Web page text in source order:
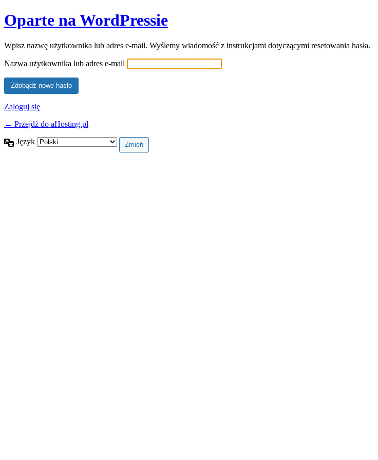
Oparte na WordPressie
Wpisz nazwę użytkownika lub adres e-mail. Wyślemy wiadomość z instrukcjami dotyczącymi resetowania hasła.
Nazwa użytkownika lub adres e-mail
Zaloguj się
← Przejdź do aHosting.pl
Język